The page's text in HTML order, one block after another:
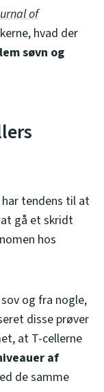
of
hvad der
søvn og
tendens til at
gå et skridt
hos
og fra nogle,
disse prøver
at T-cellerne
af
de samme